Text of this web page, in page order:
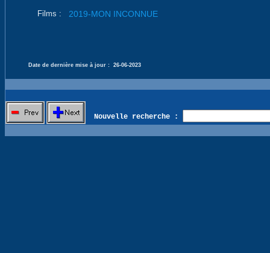
Films : 2019-MON INCONNUE
Date de dernière mise à jour : 26-06-2023
Nouvelle recherche :